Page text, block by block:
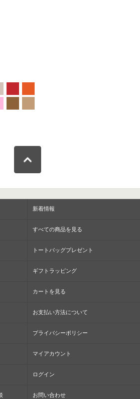
新着情報
すべての商品を見る
トートバッグプレゼント
ギフトラッピング
カートを見る
お支払い方法について
プライバシーポリシー
マイアカウント
ログイン
お問い合わせ